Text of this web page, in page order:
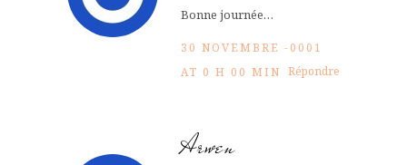
Bonne journée…
30 NOVEMBRE -0001
AT 0 H 00 MIN Répondre
Arwen